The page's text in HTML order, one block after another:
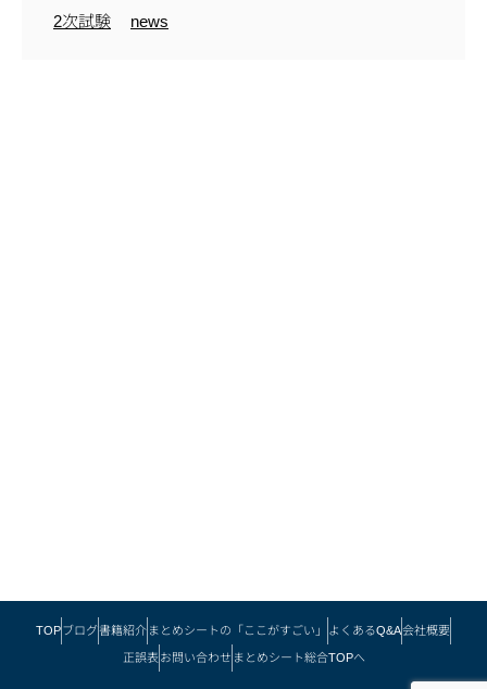
2次試験
news
TOPブログ書籍紹介 まとめシートの「ここがすごい」 よくあるQ&A会社概要
正誤表 お問い合わせ まとめシート総合TOPへ